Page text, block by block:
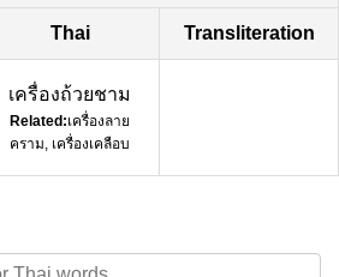
Thai Transliteration
เครื่องถ้วยชาม
Related:เครื่องลาย
คราม, เครื่องเคลือบ